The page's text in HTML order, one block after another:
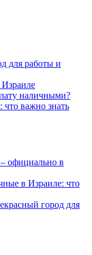
для работы и
наличными?
что важно знать
официально в
в Израиле: что
город для